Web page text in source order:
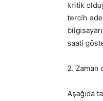
kritik
tercih
saati
2. Zaman
Aşağıda